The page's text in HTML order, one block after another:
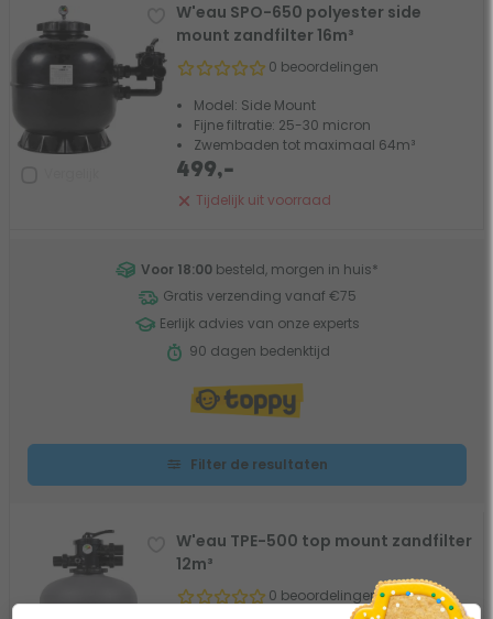
W'eau SPO-650 polyester side
mount zandfilter 16m³
0 beoordelingen
Model: Side Mount
Fijne filtratie: 25-30 micron
Zwembaden tot maximaal 64m³
Tijdelijk uit voorraad
499,-
Voor 18:00 besteld, morgen in huis*
Gratis verzending vanaf €75
Eerlijk advies van onze experts
90 dagen bedenktijd
Filter de resultaten
W'eau TPE-500 top mount zandfilter
12m³
0 beoordelingen